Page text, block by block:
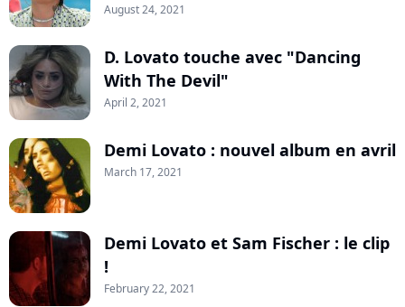
August 24, 2021
D. Lovato touche avec "Dancing
With The Devil"
April 2, 2021
Demi Lovato : nouvel album en avril
March 17, 2021
Demi Lovato et Sam Fischer : le clip
!
February 22, 2021